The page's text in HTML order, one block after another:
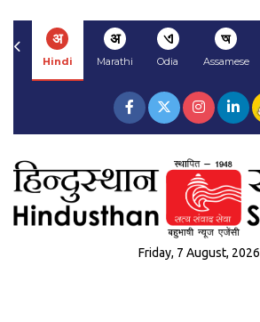
अ
Hindi
अ
Marathi
ଏ
Odia
অ
Assamese
Friday, 7 August, 2026